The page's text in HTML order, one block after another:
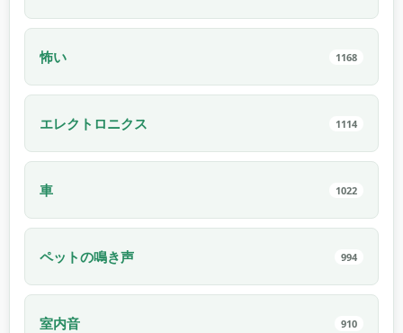
怖い 1168
エレクトロニクス 1114
車 1022
ペットの鳴き声 994
室内音 910